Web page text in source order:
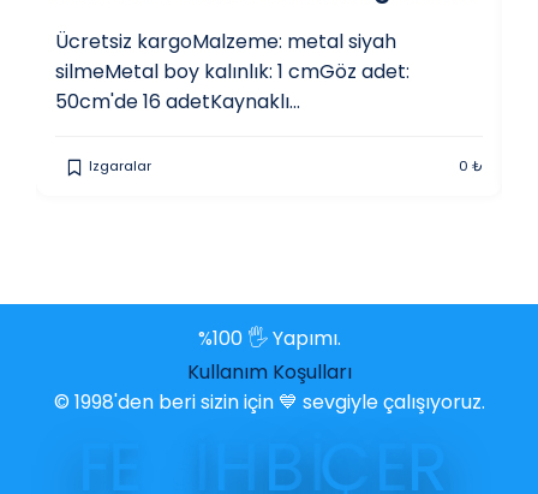
Ücretsiz kargoMalzeme: metal siyah
silmeMetal boy kalınlık: 1 cmGöz adet:
50cm'de 16 adetKaynaklı...
Izgaralar 0 ₺
%100 🖐️ Yapımı.
Kullanım Koşulları
© 1998'den beri sizin için 💙 sevgiyle çalışıyoruz.
E HBİÇER